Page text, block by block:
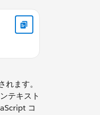
ます。
テキスト
コ